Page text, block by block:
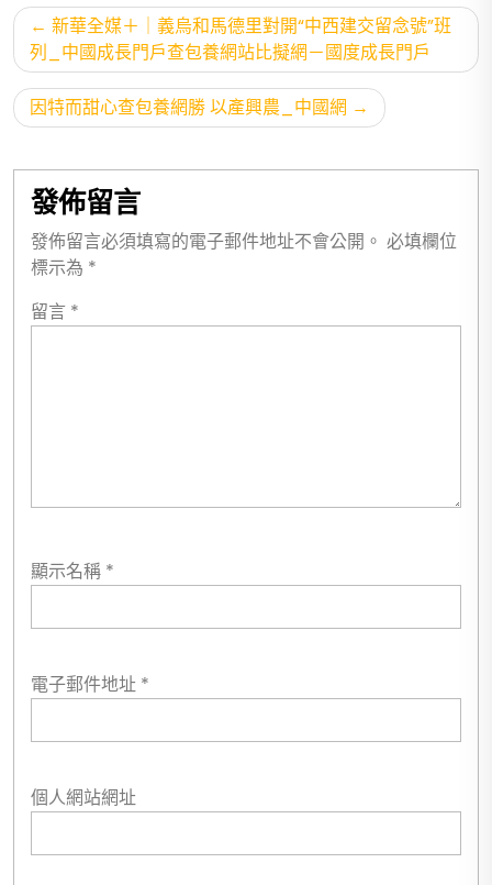
文
章
導
覽
新華全媒＋｜義烏和馬德里對開“中西建交留念號”班
列_中國成長門戶查包養網站比擬網－國度成長門戶
因特而甜心查包養網勝 以產興農_中國網
發佈留言
發佈留言必須填寫的電子郵件地址不會公開。 必填欄位
標示為 *
留言 *
顯示名稱 *
電子郵件地址 *
個人網站網址